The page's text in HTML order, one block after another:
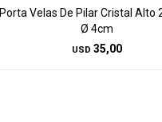
Porta Velas De Pilar Cristal Alto
Ø 4cm
USD 35,00